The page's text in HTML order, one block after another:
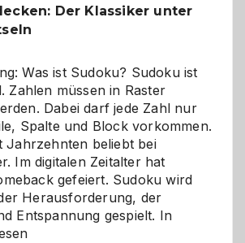
Der Klassiker unter
Was ist Sudoku? Sudoku ist
Zahlen müssen in Raster
Dabei darf jede Zahl nur
Spalte und Block vorkommen.
Jahrzehnten beliebt bei
Im digitalen Zeitalter hat
gefeiert. Sudoku wird
Herausforderung, der
Entspannung gespielt. In